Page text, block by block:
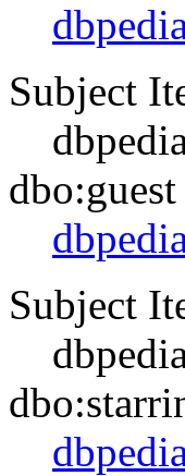
Subject
dbo:guest
Subject